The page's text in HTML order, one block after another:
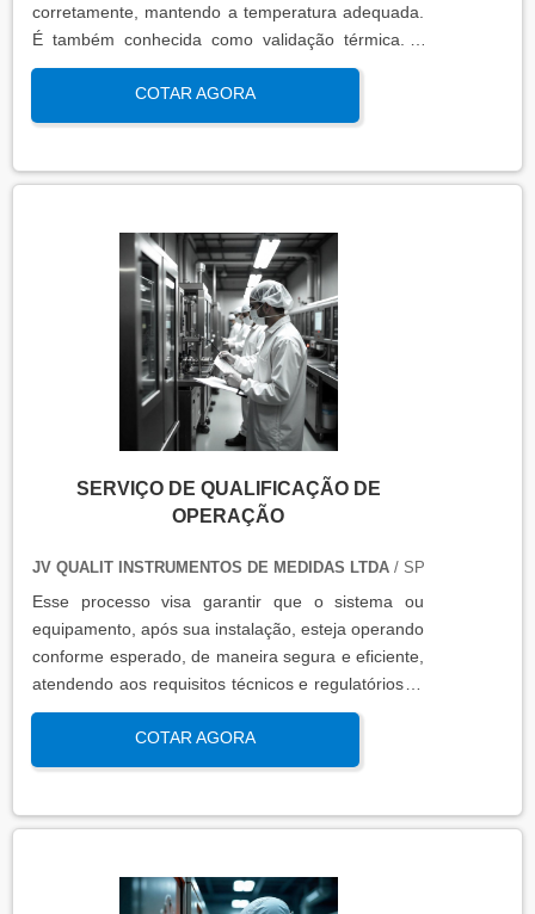
corretamente, mantendo a temperatura adequada.
É também conhecida como validação térmica. A
qualificação térmica é importante para garantir a
qualidade e eficiência de equipamentos que
precisam de controle de temperatura. É aplicada a
produtos, como autoclaves, estufas, câmaras frias,
qualificação térmica é apresentado em um relatório
técnico que contém informações como gráficos,
certificados de calibração e a conclusão das
condições funcionais.
COTAR AGORA
SERVIÇO DE QUALIFICAÇÃO DE
OPERAÇÃO
JV QUALIT INSTRUMENTOS DE MEDIDAS LTDA/ SP
Esse processo visa garantir que o sistema ou
equipamento, após sua instalação, esteja operando
conforme esperado, de maneira segura e eficiente,
atendendo aos requisitos técnicos e regulatórios. A
qualificação de operação é focada em verificar se o
sistema ou equipamento funciona dentro dos
parâmetros esperados em condições reais de
qualidade, produtividade e segurança no ambiente
COTAR AGORA